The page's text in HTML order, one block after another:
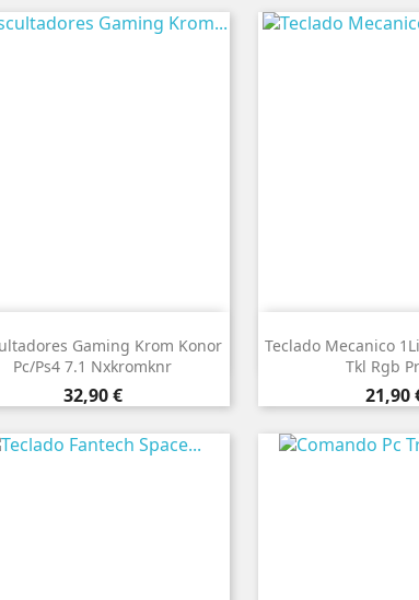
Gaming Krom Konor
Pc/Ps4 7.1 Nxkromknr
Preço
32,90 €
 Vista rápida
Teclado Mecanico
Tkl Rgb
Preço
21,90
 Vista